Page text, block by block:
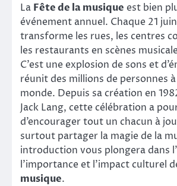
La Fête de la musique est bien
événement annuel. Chaque 21
transforme les rues, les centres
les restaurants en scènes
C’est une explosion de sons et
réunit des millions de personnes
monde. Depuis sa création en
Jack Lang, cette célébration a
d’encourager tout un chacun à
surtout partager la magie de la
introduction vous plongera dans
l’importance et l’impact culturel
musique.